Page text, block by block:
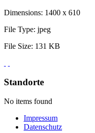
Dimensions: 1400 x 610
File Type: jpeg
File Size: 131 KB
Standorte
No items found
Impressum
Datenschutz